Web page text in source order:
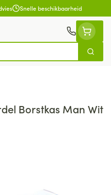
Snelle beschikbaarheid
Zoek
Borstkas Man Wit